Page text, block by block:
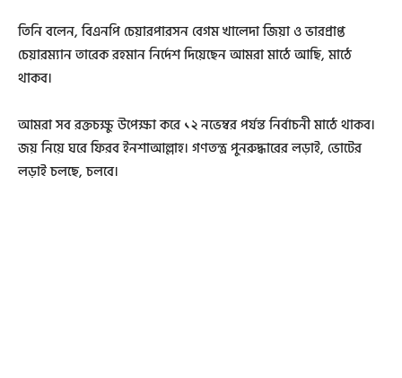
তিনি বলেন, বিএনপি চেয়ারপারসন বেগম খালেদা জিয়া ও ভারপ্রাপ্ত
চেয়ারম্যান তারেক রহমান নির্দেশ দিয়েছেন আমরা মাঠে আছি, মাঠে
থাকব।
আমরা সব রক্তচক্ষু উপেক্ষা করে ১২ নভেম্বর পর্যন্ত নির্বাচনী মাঠে থাকব।
জয় নিয়ে ঘরে ফিরব ইনশাআল্লাহ। গণতন্ত্র পুনরুদ্ধারের লড়াই, ভোটের
লড়াই চলছে, চলবে।